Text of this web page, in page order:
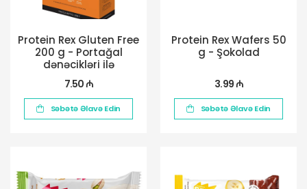
Protein Rex Gluten Free
200 g - Portağal
dənəcikləri ilə
7.50 ₼
Səbətə Əlavə Edin
Protein Rex Wafers 50
g - Şokolad
3.99 ₼
Səbətə Əlavə Edin